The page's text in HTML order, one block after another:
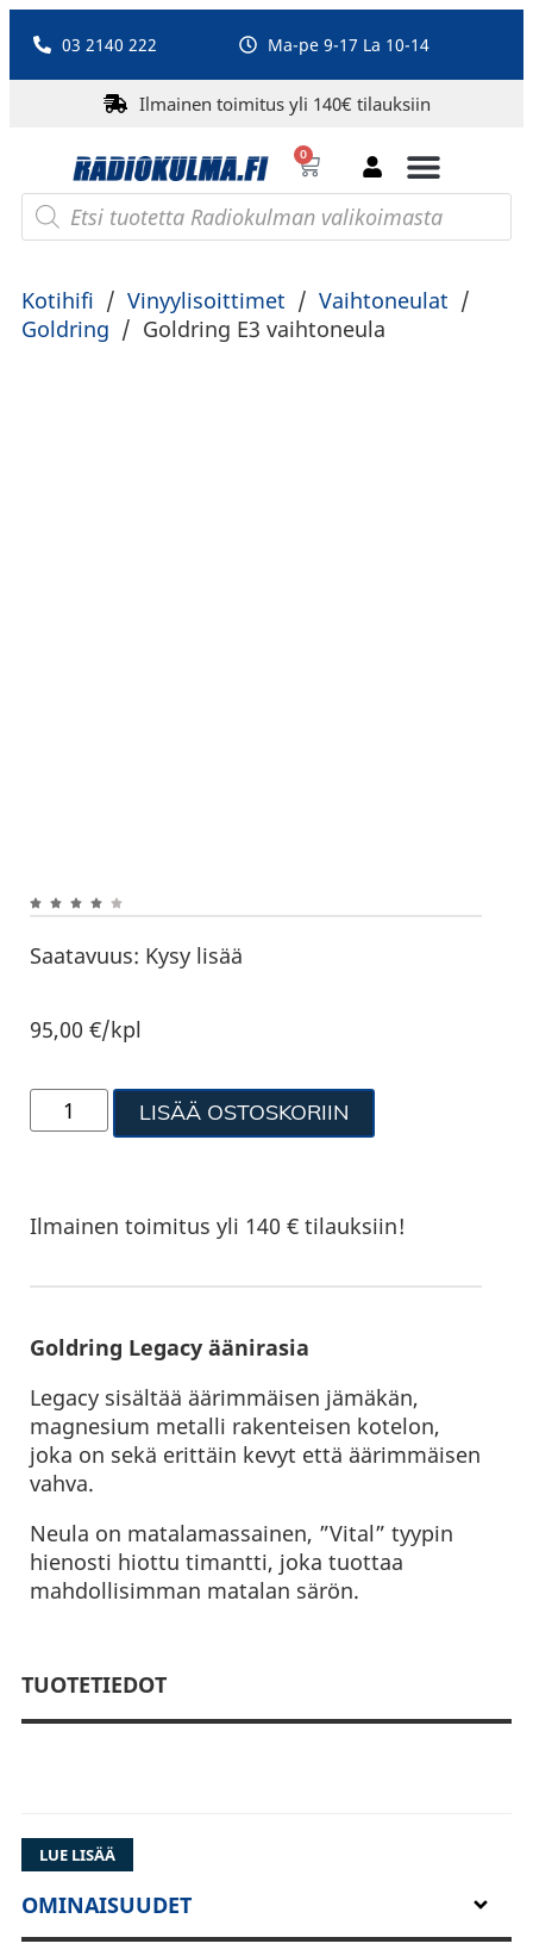
03 2140 222 Ma-pe 9-17 La 10-14
Ilmainen toimitus yli 140€ tilauksiin
0
Kotihifi / Vinyylisoittimet / Vaihtoneulat /
Goldring / Goldring E3 vaihtoneula
Saatavuus: Kysy lisää
95,00€/kpl
LISÄÄ OSTOSKORIIN
Ilmainen toimitus yli 140 € tilauksiin!
Goldring Legacy äänirasia
Legacy sisältää äärimmäisen jämäkän,
magnesium metalli rakenteisen kotelon,
joka on sekä erittäin kevyt että äärimmäisen
vahva.
Neula on matalamassainen, ”Vital” tyypin
hienosti hiottu timantti, joka tuottaa
mahdollisimman matalan särön.
TUOTETIEDOT
Goldring Legacy äänirasia
LUE LISÄÄ
OMINAISUUDET